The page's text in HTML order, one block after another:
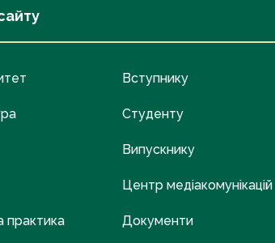
практика
Вступнику
Студенту
Випускнику
Центр медіакомунікацій
Документи